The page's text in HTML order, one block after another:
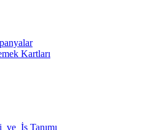
Kartları
İş Tanımı